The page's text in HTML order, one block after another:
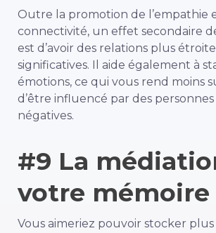
Outre la promotion de l’empathie
connectivité, un effet secondaire
est d’avoir des relations plus
significatives. Il aide également à
émotions, ce qui vous rend moins
d’être influencé par des
négatives.
#9 La
votre mémoire
Vous aimeriez pouvoir stocker plus